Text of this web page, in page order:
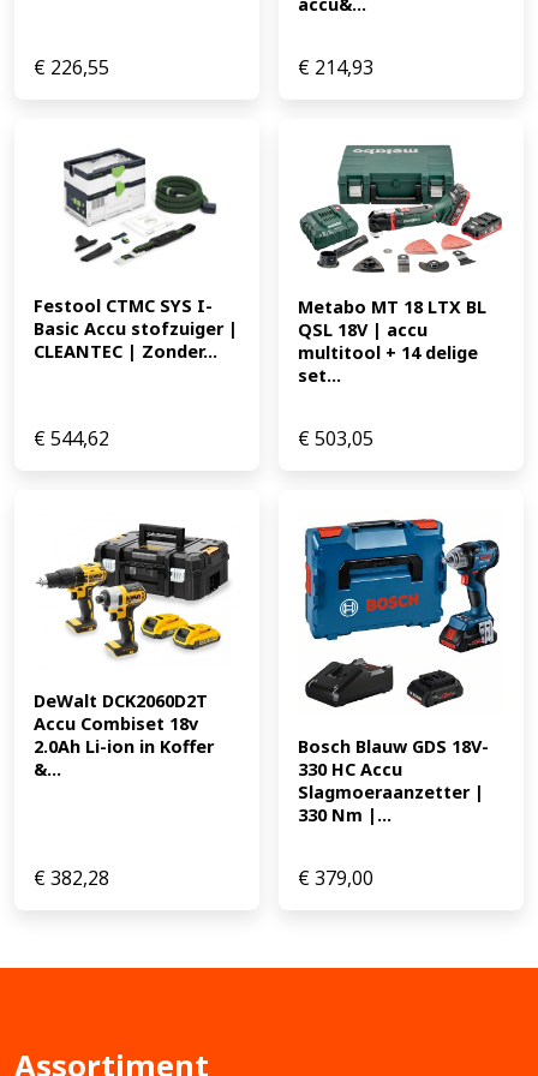
€ 226,55 € 214,93
Festool CTMC SYS I-
Basic Accu stofzuiger |
CLEANTEC | Zonder...
€544,62
Metabo MT 18 LTX BL
QSL 18V | accu
multitool + 14 delige
set...
€503,05
DeWalt DCK2060D2T
Accu Combiset 18v
2.0Ah Li-ion in Koffer
&...
€382,28
Bosch Blauw GDS 18V-
330 HC Accu
Slagmoeraanzetter |
330 Nm |...
€379,00
Assortiment